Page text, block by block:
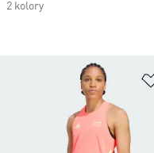
2 kolory